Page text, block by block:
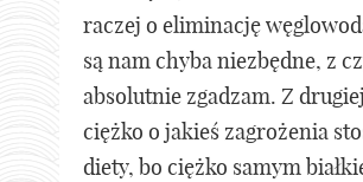
raczej o eliminację
są nam chyba niezbędne, z
absolutnie zgadzam. Z
ciężko o jakieś zagrożenia
diety, bo ciężko samym